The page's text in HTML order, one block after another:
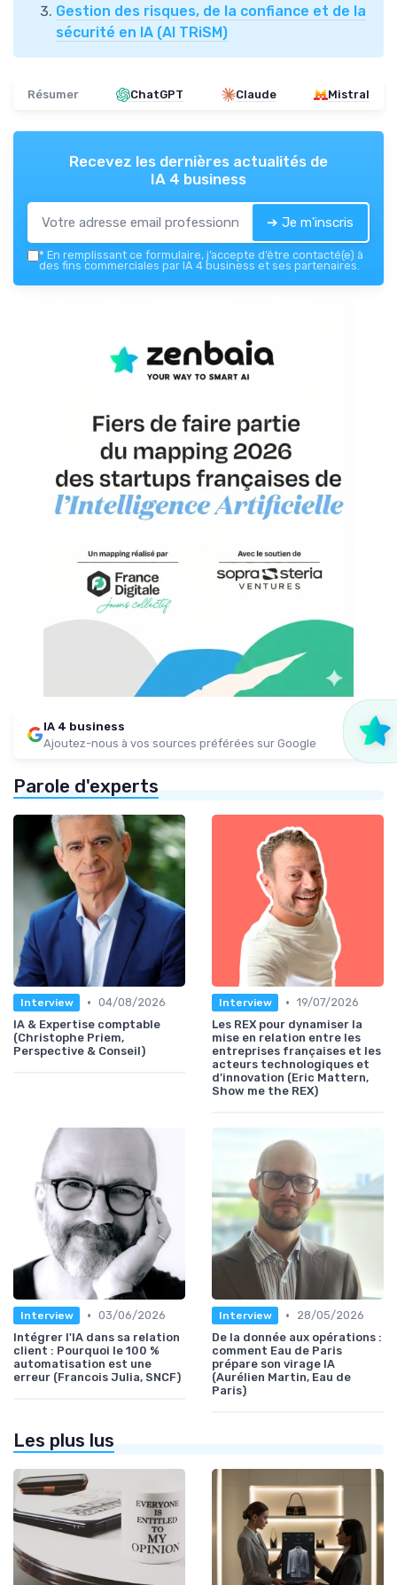
Gestion des risques, de la confiance et de la
sécurité en IA (AI TRiSM)
Résumer ChatGPT Claude Mistral
Recevez les dernières actualités de
IA 4 business
➔ Je m'inscris
* En remplissant ce formulaire, j’accepte d’être contacté(e) à
des fins commerciales par IA 4 business et ses partenaires.
IA 4 business
Ajoutez-nous à vos sources préférées sur Google
Parole d'experts
Interview • 04/08/2026
IA & Expertise comptable
(Christophe Priem,
Perspective & Conseil)
Interview • 19/07/2026
Les REX pour dynamiser la
mise en relation entre les
entreprises françaises et les
acteurs technologiques et
d’innovation (Eric Mattern,
Show me the REX)
Interview • 03/06/2026
Intégrer l'IA dans sa relation
client : Pourquoi le 100 %
automatisation est une
erreur (Francois Julia, SNCF)
Interview •
28/05/2026
De la donnée aux opérations :
comment Eau de Paris
prépare son virage IA
(Aurélien Martin, Eau de
Paris)
Les plus lus